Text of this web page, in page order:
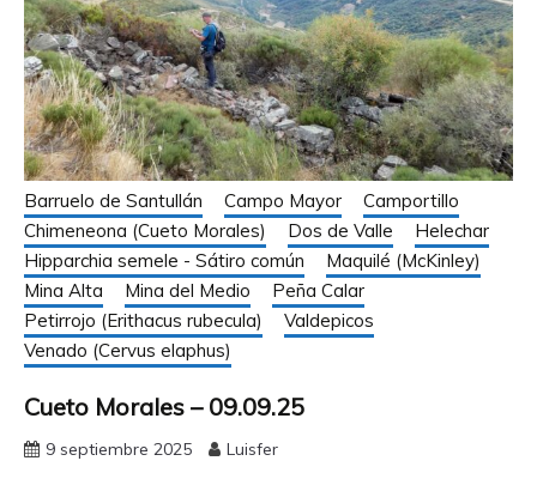
Barruelo de Santullán Campo Mayor
Camportillo
Chimeneona (Cueto Morales)
Dos de Valle
Helechar
Hipparchia semele - Sátiro común
Maquilé (McKinley)
Mina Alta
Mina del Medio
Peña Calar
Petirrojo (Erithacus rubecula)
Valdepicos
Venado (Cervus elaphus)
Cueto Morales – 09.09.25
9 septiembre 2025 Luisfer